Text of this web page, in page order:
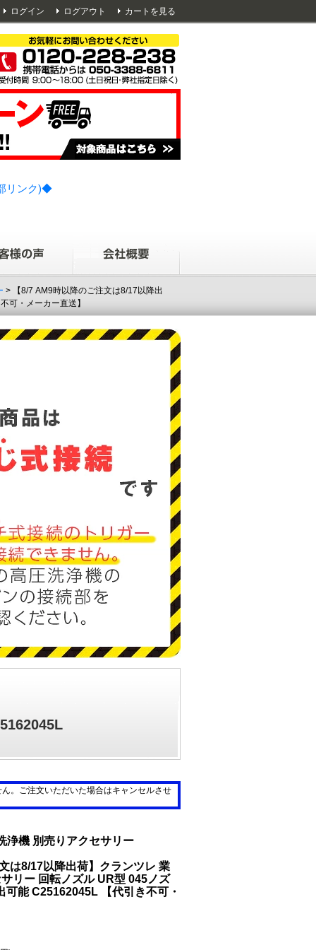
ログイン ログアウト カートを見る
リンク)◆
> 【8/7 AM9時以降のご注文は8/17以降出
可・メーカー直送】
。ご注文いただいた場合はキャンセルさせ
浄機 別売りアクセサリー
は8/17以降出荷】クランツレ 業
リー 回転ノズル UR型 045ノズ
可能 C25162045L 【代引き不可・